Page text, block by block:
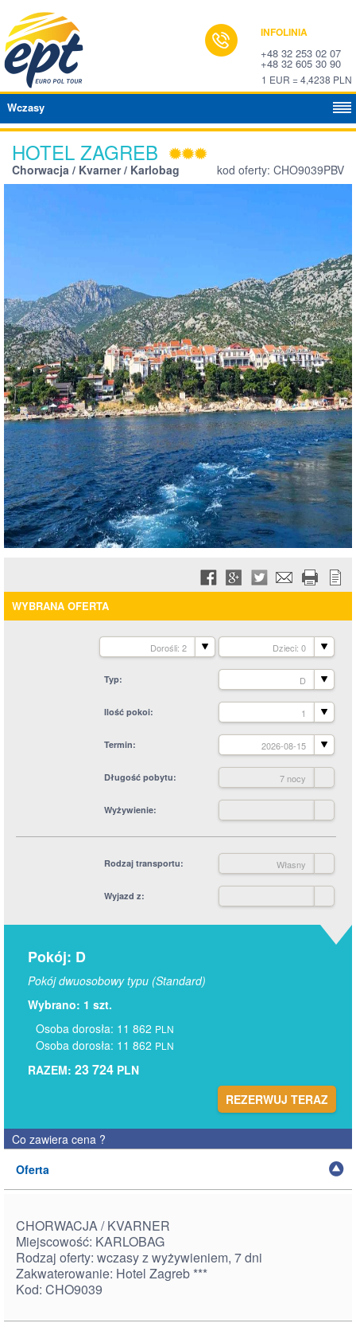
INFOLINIA
+48 32 253 02 07
+48 32 605 30 90
1 EUR = 4,4238 PLN
Wczasy
HOTEL ZAGREB
Chorwacja / Kvarner / Karlobag kod oferty: CHO9039PBV
WYBRANA OFERTA
Dorośli: 2 Dzieci: 0
Typ D
Ilość pokoi 1
Termin 2026-08-15
Długość pobytu 7 nocy
Wyżywienie
Rodzaj transportu Własny
Wyjazd z
Pokój: D
Pokój dwuosobowy typu (Standard)
Wybrano: 1 szt.
Osoba dorosła: 11 862 PLN
Osoba dorosła: 11 862 PLN
RAZEM: 23 724 PLN
REZERWUJ TERAZ
Co zawiera cena ?
Oferta
CHORWACJA / KVARNER
Miejscowość: KARLOBAG
Rodzaj oferty: wczasy z wyżywieniem, 7 dni
Zakwaterowanie: Hotel Zagreb ***
Kod: CHO9039